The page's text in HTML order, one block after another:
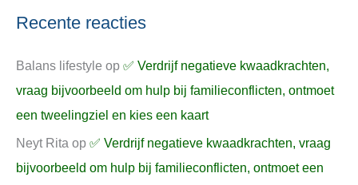
Recente reacties
Balans lifestyle op ✅ Verdrijf negatieve kwaadkrachten,
vraag bijvoorbeeld om hulp bij familieconflicten, ontmoet
een tweelingziel en kies een kaart
Neyt Rita op ✅ Verdrijf negatieve kwaadkrachten, vraag
bijvoorbeeld om hulp bij familieconflicten, ontmoet een